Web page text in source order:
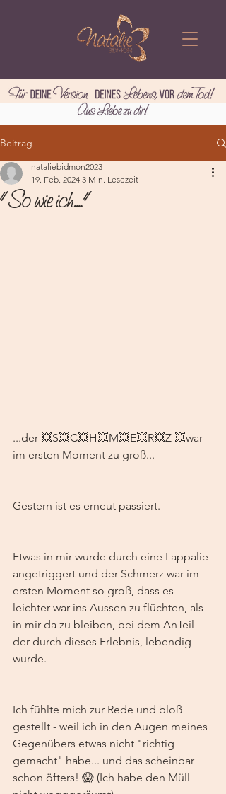
Beitrag
"So wie ich...."
nataliebidmon2023
19. Feb. 2024 3 Min. Lesezeit
...der 💥S💥C💥H💥M💥E💥R💥Z 💥war
im ersten Moment zu groß...
Gestern ist es erneut passiert.
Etwas in mir wurde durch eine Lappalie
angetriggert und der Schmerz war im
ersten Moment so groß, dass es
leichter war ins Aussen zu flüchten, als
in mir da zu bleiben, bei dem AnTeil
der durch dieses Erlebnis, lebendig
wurde.
Ich fühlte mich zur Rede und bloß
gestellt - weil ich in den Augen meines
Gegenübers etwas nicht "richtig
gemacht" habe... und das scheinbar
schon öfters! 😱 (Ich habe den Müll